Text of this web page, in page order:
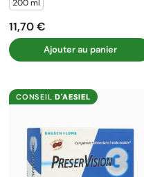
200 ml
Prix
11,70 €
Ajouter au panier
CONSEILD'AESIEL